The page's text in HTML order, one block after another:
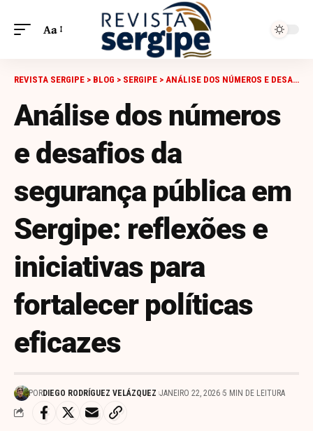
Aa
REVISTA SERGIPE > BLOG > SERGIPE > ANÁLISE DOS NÚMEROS E DESAFIOS DA SEGURANÇA PÚBLICA EM SERGIPE: REFLEXÕES E INICIATIVAS PARA FORTALECER POLÍTICAS EFICAZES
Análise dos números
e desafios da
segurança pública em
Sergipe: reflexões e
iniciativas para
fortalecer políticas
eficazes
PORDIEGO RODRÍGUEZ VELÁZQUEZ JANEIRO 22, 2026 5 MIN DE LEITURA